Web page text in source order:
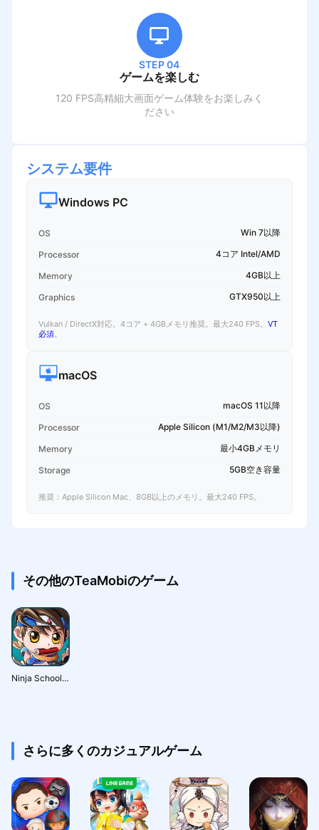
STEP 04
ゲームを楽しむ
120 FPS高精細大画面ゲーム体験をお楽しみく
ださい
システム要件
Windows PC
OS Win 7以降
Processor 4コア Intel/AMD
Memory 4GB以上
Graphics GTX950以上
Vulkan / DirectX対応。4コア + 4GBメモリ推奨。最大240 FPS。 VT
必須。
macOS
OS macOS 11以降
Processor Apple Silicon (M1/M2/M3以降)
Memory 最小4GBメモリ
Storage 5GB空き容量
推奨：Apple Silicon Mac、8GB以上のメモリ。最大240 FPS。
その他のTeaMobiのゲーム
Ninja School Online
さらに多くのカジュアルゲーム